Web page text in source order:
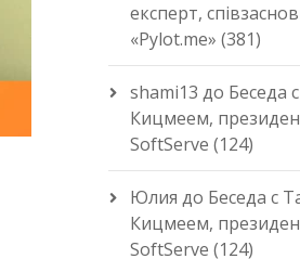
експерт,
«Pylot.me» (381)
shami13 до Беседа
Кицмеем,
SoftServe (124)
Юлия до Беседа с
Кицмеем,
SoftServe (124)